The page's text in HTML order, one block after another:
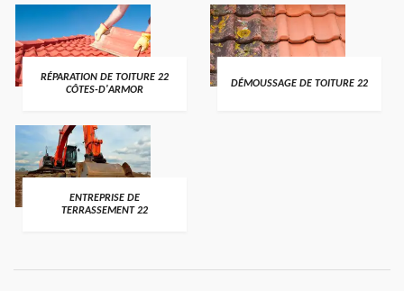
RÉPARATION DE TOITURE 22
CÔTES-D'ARMOR
DÉMOUSSAGE DE TOITURE 22
ENTREPRISE DE
TERRASSEMENT 22